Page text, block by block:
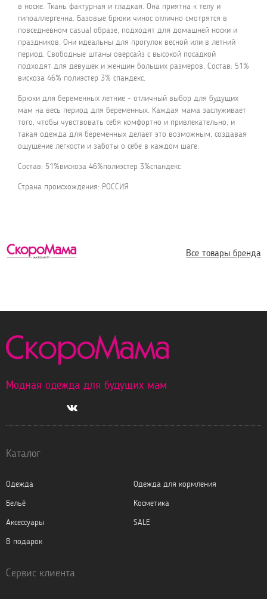
в носке. Ткань фактурная и гладкая. Она приятна к телу и
гипоаллергенна. Базовые брюки чинос отлично смотрятся в
повседневном casual образе, подходят для домашней носки и
праздников. Они идеальны для прогулок весной или в летний
период. Свободные штаны оверсайз с высокой посадкой
подходят для девушек и женщин больших размеров. Состав: 51%
вискоза 46% полиэстер 3% спандекс.
Брюки для беременных летние - отличный выбор для будущих
мам на весь период для беременных. Каждая мама заслуживает
того, чтобы чувствовать себя комфортно и привлекательно, и
такая одежда для беременных делает это возможным, создавая
ощущение легкости и заботы о себе в каждом шаге.
Состав: 51%вискоза 46%полиэстер 3%спандекс
Страна происхождения: РОССИЯ
Все товары бренда
Модная одежда для будущих мам
Каталог
Одежда
Одежда для кормления
Бельё
Косметика
Аксессуары
SALE
В подарок
Сервис клиента